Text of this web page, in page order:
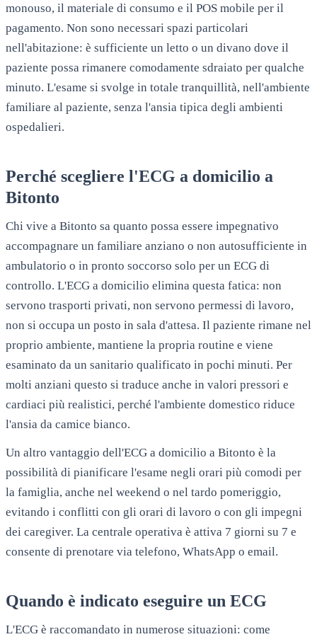
monouso, il materiale di consumo e il POS mobile per il
pagamento. Non sono necessari spazi particolari
nell'abitazione: è sufficiente un letto o un divano dove il
paziente possa rimanere comodamente sdraiato per qualche
minuto. L'esame si svolge in totale tranquillità, nell'ambiente
familiare al paziente, senza l'ansia tipica degli ambienti
ospedalieri.
Perché scegliere l'ECG a domicilio a
Bitonto
Chi vive a Bitonto sa quanto possa essere impegnativo
accompagnare un familiare anziano o non autosufficiente in
ambulatorio o in pronto soccorso solo per un ECG di
controllo. L'ECG a domicilio elimina questa fatica: non
servono trasporti privati, non servono permessi di lavoro,
non si occupa un posto in sala d'attesa. Il paziente rimane nel
proprio ambiente, mantiene la propria routine e viene
esaminato da un sanitario qualificato in pochi minuti. Per
molti anziani questo si traduce anche in valori pressori e
cardiaci più realistici, perché l'ambiente domestico riduce
l'ansia da camice bianco.
Un altro vantaggio dell'ECG a domicilio a Bitonto è la
possibilità di pianificare l'esame negli orari più comodi per
la famiglia, anche nel weekend o nel tardo pomeriggio,
evitando i conflitti con gli orari di lavoro o con gli impegni
dei caregiver. La centrale operativa è attiva 7 giorni su 7 e
consente di prenotare via telefono, WhatsApp o email.
Quando è indicato eseguire un ECG
L'ECG è raccomandato in numerose situazioni: come